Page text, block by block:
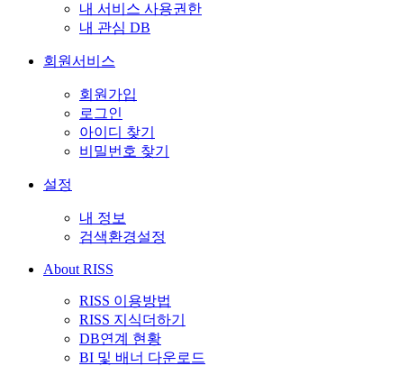
내 서비스 사용권한
내 관심 DB
회원서비스
회원가입
로그인
아이디 찾기
비밀번호 찾기
설정
내 정보
검색환경설정
About RISS
RISS 이용방법
RISS 지식더하기
DB연계 현황
BI 및 배너 다운로드